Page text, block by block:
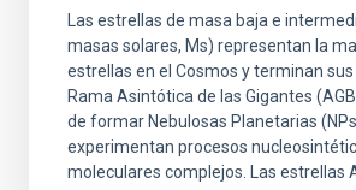
Las estrellas de masa baja e
masas solares, Ms) representan la
estrellas en el Cosmos y terminan sus
Rama Asintótica de las Gigantes
de formar Nebulosas Planetarias
experimentan procesos
moleculares complejos. Las estrellas